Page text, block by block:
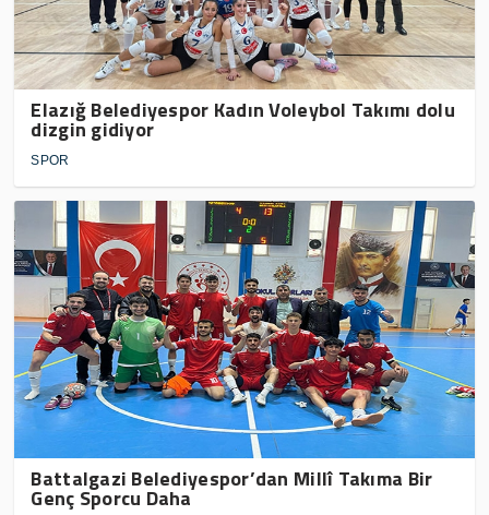
Elazığ Belediyespor Kadın Voleybol Takımı dolu
dizgin gidiyor
SPOR
Battalgazi Belediyespor’dan Millî Takıma Bir
Genç Sporcu Daha